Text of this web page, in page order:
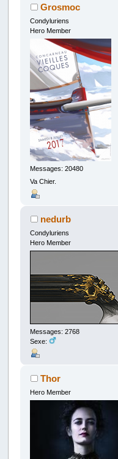
Grosmoc
Condyluriens
Hero Member
Messages: 20480
Va Chier.
nedurb
Condyluriens
Hero Member
Messages: 2768
Sexe:
Thor
Hero Member